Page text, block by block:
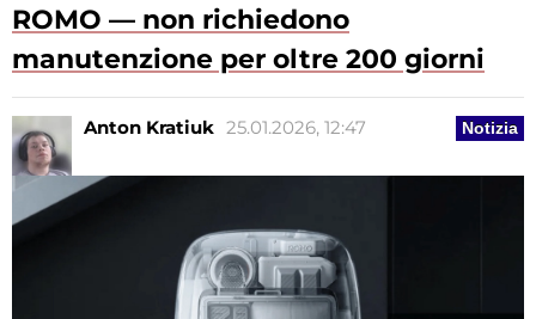
ROMO — non richiedono
manutenzione per oltre 200 giorni
Notizia
Anton Kratiuk 25.01.2026, 12:47